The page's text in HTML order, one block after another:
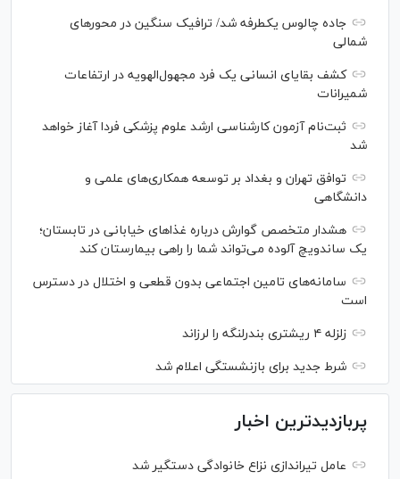
جاده چالوس یکطرفه شد/ ترافیک سنگین در محورهای
شمالی
کشف بقایای انسانی یک فرد مجهول‌الهویه در ارتفاعات
شمیرانات
ثبت‌نام آزمون کارشناسی ارشد علوم پزشکی فردا آغاز خواهد
شد
توافق تهران و بغداد بر توسعه همکاری‌های علمی و
دانشگاهی
هشدار متخصص گوارش درباره غذا‌های خیابانی در تابستان؛
یک ساندویچ آلوده می‌تواند شما را راهی بیمارستان کند
سامانه‌های تامین اجتماعی بدون قطعی و اختلال در دسترس
است
زلزله ۴ ریشتری بندرلنگه را لرزاند
شرط جدید برای بازنشستگی اعلام شد
پربازدیدترین اخبار
عامل تیراندازی نزاع خانوادگی دستگیر شد